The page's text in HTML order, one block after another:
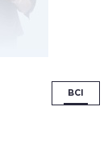
ВСІ